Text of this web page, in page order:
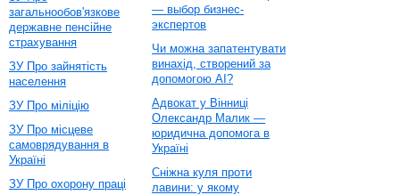
загальнообов'язкове
державне пенсійне
страхування
ЗУ Про зайнятість
населення
ЗУ Про міліцію
ЗУ Про місцеве
самоврядування в
Україні
ЗУ Про охорону праці
— выбор бизнес-
экспертов
Чи можна запатентувати
винахід, створений за
допомогою AI?
Адвокат у Вінниці
Олександр Малик —
юридична допомога в
Україні
Сніжна куля проти
лавини: у якому